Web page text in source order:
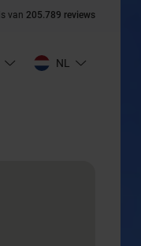
van 205.789 reviews
NL